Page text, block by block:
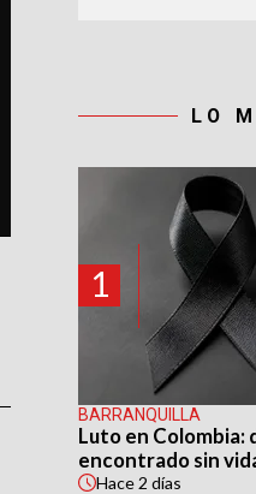
LO
1
BARRANQUILLA
Luto en
encontrado sin
Hace2 días